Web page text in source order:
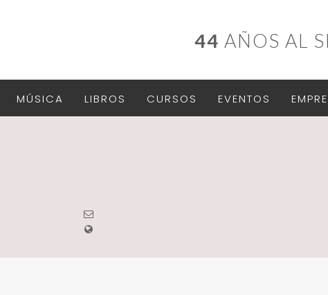
44 AÑOS AL
MÚSICA LIBROS CURSOS EVENTOS